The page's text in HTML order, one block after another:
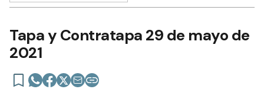
Tapa y Contratapa 29 de mayo de
2021